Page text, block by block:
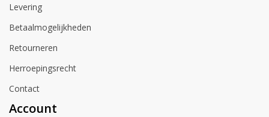
Levering
Betaalmogelijkheden
Retourneren
Herroepingsrecht
Contact
Account